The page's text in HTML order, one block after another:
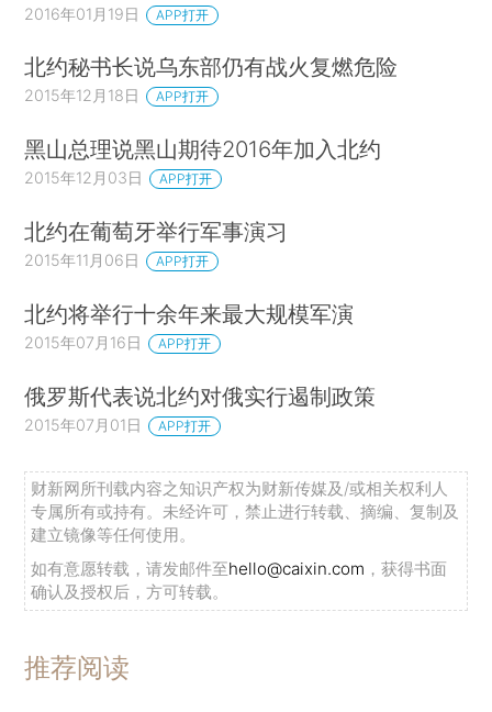
2016年01月19日 APP打开
北约秘书长说乌东部仍有战火复燃危险
2015年12月18日 APP打开
黑山总理说黑山期待2016年加入北约
2015年12月03日 APP打开
北约在葡萄牙举行军事演习
2015年11月06日 APP打开
北约将举行十余年来最大规模军演
2015年07月16日 APP打开
俄罗斯代表说北约对俄实行遏制政策
2015年07月01日 APP打开
财新网所刊载内容之知识产权为财新传媒及/或相关权利人
专属所有或持有。未经许可，禁止进行转载、摘编、复制及
建立镜像等任何使用。
如有意愿转载，请发邮件至hello@caixin.com ，获得书面
确认及授权后，方可转载。
推荐阅读